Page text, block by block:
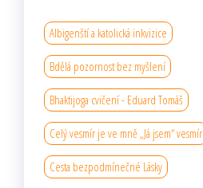
Albigenští a katolická inkvizice
Bdělá pozornost bez myšlení
Bhaktijoga cvičení - Eduard Tomáš
Celý vesmír je ve mně „Já jsem“ vesmír
Cesta bezpodmínečné Lásky